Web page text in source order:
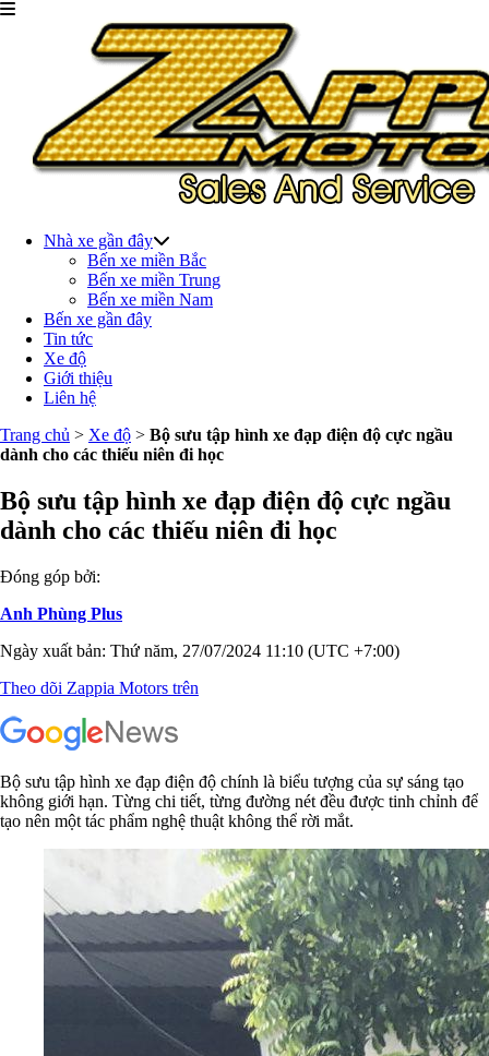
Nhà xe gần đây
Bến xe miền Bắc
Bến xe miền Trung
Bến xe miền Nam
Bến xe gần đây
Tin tức
Xe độ
Giới thiệu
Liên hệ
Trang chủ > Xe độ > Bộ sưu tập hình xe đạp điện độ cực ngầu
dành cho các thiếu niên đi học
Bộ sưu tập hình xe đạp điện độ cực ngầu
dành cho các thiếu niên đi học
Đóng góp bởi:
Anh Phùng Plus
Ngày xuất bản: Thứ năm, 27/07/2024 11:10 (UTC +7:00)
Theo dõi Zappia Motors trên
Bộ sưu tập hình xe đạp điện độ chính là biểu tượng của sự sáng tạo
không giới hạn. Từng chi tiết, từng đường nét đều được tinh chỉnh để
tạo nên một tác phẩm nghệ thuật không thể rời mắt.